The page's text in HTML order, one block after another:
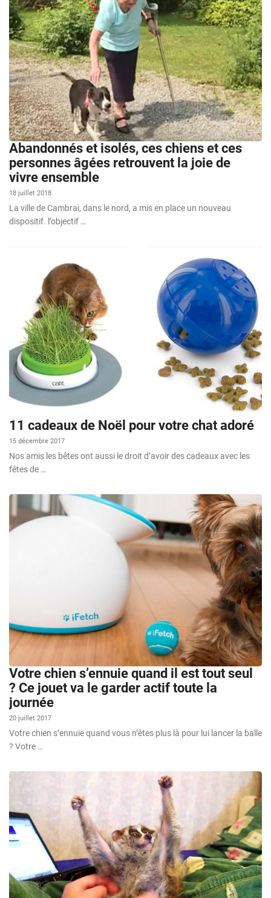
Abandonnés et isolés, ces chiens et ces
personnes âgées retrouvent la joie de
vivre ensemble
18 juillet 2018
La ville de Cambrai, dans le nord, a mis en place un nouveau
dispositif. l’objectif …
11 cadeaux de Noël pour votre chat adoré
15 décembre 2017
Nos amis les bêtes ont aussi le droit d’avoir des cadeaux avec les
fêtes de …
Votre chien s’ennuie quand il est tout seul
? Ce jouet va le garder actif toute la
journée
20 juillet 2017
Votre chien s’ennuie quand vous n’êtes plus là pour lui lancer la balle
? Votre …